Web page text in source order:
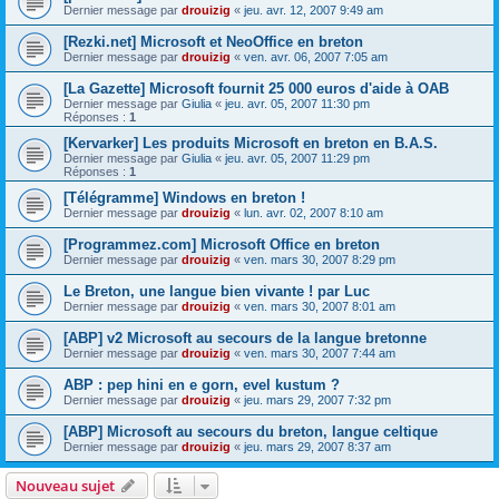
Dernier message par drouizig « jeu. avr. 12, 2007 9:49 am
[Rezki.net] Microsoft et NeoOffice en breton
Dernier message par drouizig « ven. avr. 06, 2007 7:05 am
[La Gazette] Microsoft fournit 25 000 euros d'aide à OAB
Dernier message par Giulia « jeu. avr. 05, 2007 11:30 pm
Réponses : 1
[Kervarker] Les produits Microsoft en breton en B.A.S.
Dernier message par Giulia « jeu. avr. 05, 2007 11:29 pm
Réponses : 1
[Télégramme] Windows en breton !
Dernier message par drouizig « lun. avr. 02, 2007 8:10 am
[Programmez.com] Microsoft Office en breton
Dernier message par drouizig « ven. mars 30, 2007 8:29 pm
Le Breton, une langue bien vivante ! par Luc
Dernier message par drouizig « ven. mars 30, 2007 8:01 am
[ABP] v2 Microsoft au secours de la langue bretonne
Dernier message par drouizig « ven. mars 30, 2007 7:44 am
ABP : pep hini en e gorn, evel kustum ?
Dernier message par drouizig « jeu. mars 29, 2007 7:32 pm
[ABP] Microsoft au secours du breton, langue celtique
Dernier message par drouizig « jeu. mars 29, 2007 8:37 am
Nouveau sujet